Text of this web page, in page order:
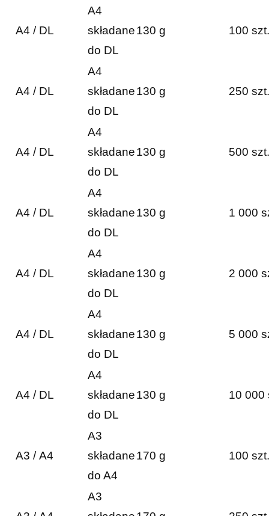
A4 / DL
A4
składane
do DL
130 g 100 szt.
A4 / DL
A4
składane
do DL
130 g 250 szt.
A4 / DL
A4
składane
do DL
130 g 500 szt.
A4 / DL
A4
składane
do DL
130 g 1 000
A4 / DL
A4
składane
do DL
130 g 2 000
A4 / DL
A4
składane
do DL
130 g 5 000
A4 / DL
A4
składane
do DL
130 g 10 000
A3 / A4
A3
składane
do A4
170 g 100 szt.
A3